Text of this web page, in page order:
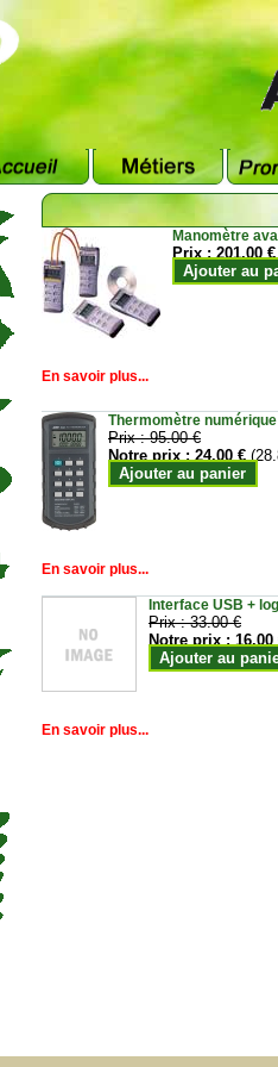
Manomètre
Prix :201.00 €
Ajouter au
En savoir plus...
Thermomètre
Prix :95.00 €
Notre prix :24.00 €
Ajouter au panier
En savoir plus...
Interface USB +
Prix :33.00 €
Notre prix :16.00
Ajouter au
En savoir plus...